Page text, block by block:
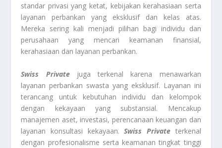
standar privasi yang ketat, kebijakan kerahasiaan serta
layanan perbankan yang eksklusif dan kelas atas.
Mereka sering kali menjadi pilihan bagi individu dan
perusahaan yang mencari keamanan finansial,
kerahasiaan dan layanan perbankan.
Swiss Privatejuga terkenal karena menawarkan
layanan perbankan swasta yang eksklusif. Layanan ini
terancang untuk kebutuhan individu dan kelompok
dengan kekayaan yang substansial. Mencakup
manajemen aset, investasi, perencanaan keuangan dan
layanan konsultasi kekayaan.Swiss Privateterkenal
dengan profesionalisme serta keamanan tingkat tinggi